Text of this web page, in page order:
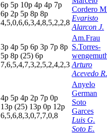
6p 5p 10p 4p 4p 7p
6p 2p 5p 8p 8p
4,5,0,6,6,3,4,8,5,2,2,8
Cordero
Evaristo
Alarcon J.
3p 4p 5p 6p 3p 7p 8p
5p 8p (25) 6p
7,6,5,4,7,3,2,5,2,4,2,3
Am.Frau
S.Torres-
Arturo
Acevedo R.
4p 5p 4p 2p 7p 0p
13p (25) 13p 0p 12p
6,5,6,8,3,0,7,7,0,8
Anyelo
German
Soto
Garces
Luis G.
Soto E.